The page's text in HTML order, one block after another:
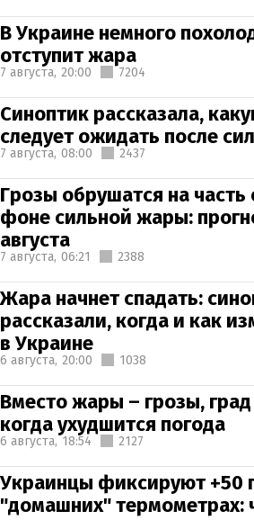
В Украине немного
отступит жара
7 августа, 20:00 7204
Синоптик рассказала,
следует ожидать после
7 августа, 08:00 2437
Грозы обрушатся на часть
фоне сильной жары:
августа
7 августа, 06:21 2388
Жара начнет спадать:
рассказали, когда и как
в Украине
6 августа, 20:00 1038
Вместо жары – грозы,
когда ухудшится погода
6 августа, 18:54 2127
Украинцы фиксируют +50
"домашних" термометрах: